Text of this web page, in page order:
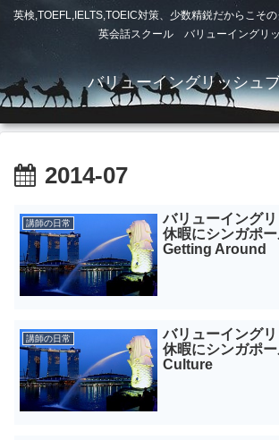
英検,TOEFL,IELTS,TOEIC対策、少数精鋭だからこそ
英会話スクール バリューイングリ
バリューイングリッシュ
2014-07
講師の日常
バリューイングリ
休暇にシンガポ
Getting Around
講師の日常
バリューイングリ
休暇にシンガポ
Culture